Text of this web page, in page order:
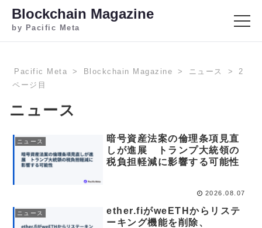
Blockchain Magazine
by Pacific Meta
Pacific Meta Blockchain Magazine ニュース
2
ページ目
ニュース
ニュース
暗号資産法案の倫理条項見直
しが進展 トランプ大統領の
税負担軽減に影響する可能性
2026.08.07
ニュース
ether.fiがweETHからリステ
ーキング機能を削除、